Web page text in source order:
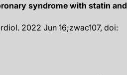
syndrome with statin and
2022 Jun 16;zwac107, doi: